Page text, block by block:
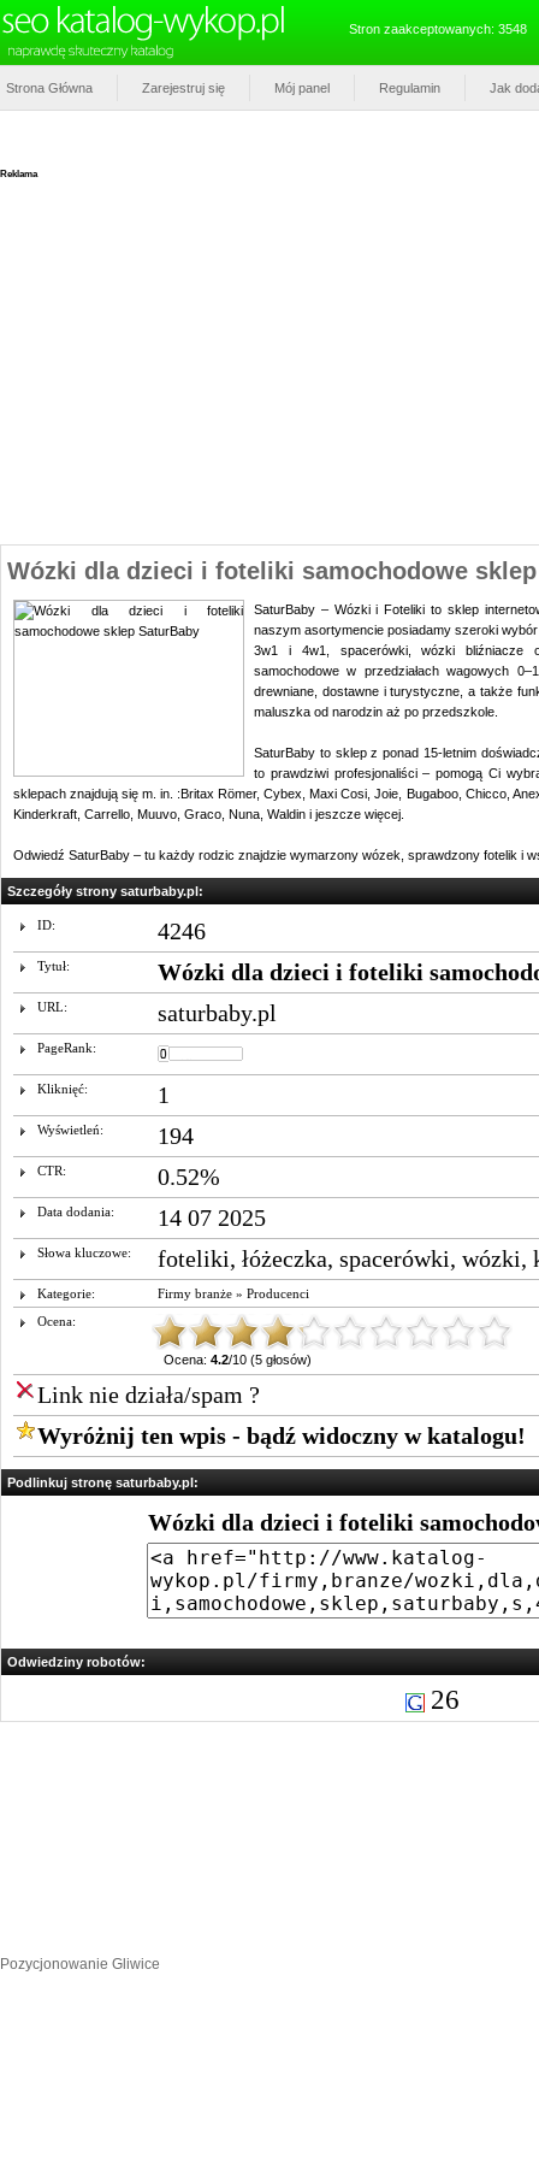
Stron zaakceptowanych: 3548
Strona Główna Zarejestruj się Mój panel Regulamin Jak
Reklama
Wózki dla dzieci i foteliki samochodowe
SaturBaby – Wózki i Foteliki to sklep
naszym asortymencie posiadamy szeroki
3w1 i 4w1, spacerówki, wózki bliźniacze
samochodowe w przedziałach wagowych
drewniane, dostawne i turystyczne, a także
maluszka od narodzin aż po przedszkole.
SaturBaby to sklep z ponad 15-letnim
to prawdziwi profesjonaliści – pomogą Ci
sklepach znajdują się m. in. :Britax Römer, Cybex, Maxi Cosi, Joie, Bugaboo, Chicco,
Kinderkraft, Carrello, Muuvo, Graco, Nuna, Waldin i jeszcze więcej.
Odwiedź SaturBaby – tu każdy rodzic znajdzie wymarzony wózek, sprawdzony fotelik i
Szczegóły strony saturbaby.pl:
ID: 4246
Tytuł: Wózki dla dzieci i foteliki
URL: saturbaby.pl
PageRank:
Kliknięć: 1
Wyświetleń: 194
CTR: 0.52%
Data dodania: 14 07 2025
Słowa kluczowe: foteliki, łóżeczka, spacerówki, wózki,
Kategorie: Firmy branże » Producenci
Ocena:
Ocena: 4.2/10 (5 głosów)
Link nie działa/spam ?
Wyróżnij ten wpis - bądź widoczny w katalogu!
Podlinkuj stronę saturbaby.pl:
Wózki dla dzieci i foteliki
Odwiedziny robotów:
26
Pozycjonowanie Gliwice